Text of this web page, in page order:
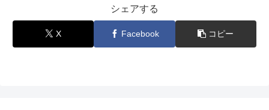
シェアする
X Facebook コピー